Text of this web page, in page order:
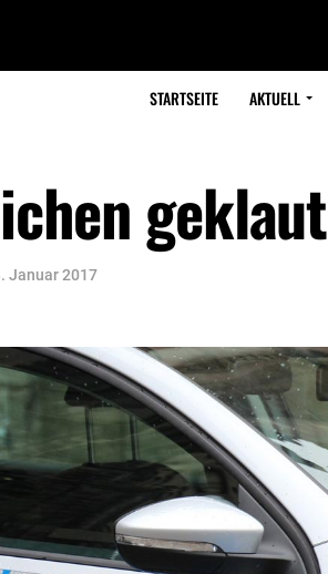
STARTSEITE AKTUELL
geklaut
Januar 2017